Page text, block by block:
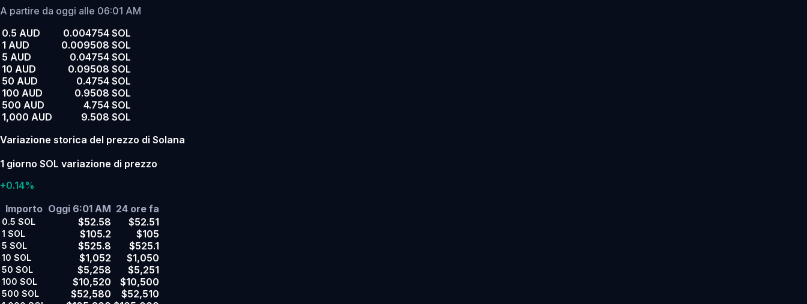
A partire da oggi alle 06:01 AM
0.5 AUD
0.004754 SOL
1 AUD
0.009508 SOL
5 AUD
0.04754 SOL
10 AUD
0.09508 SOL
50 AUD
0.4754 SOL
100 AUD
0.9508 SOL
500 AUD
4.754 SOL
1,000 AUD
9.508 SOL
Variazione storica del prezzo di Solana
1 giorno SOL variazione di prezzo
+0.14%
Importo Oggi 6:01 AM 24 ore fa
0.5 SOL $52.58 $52.51
1 SOL $105.2 $105
5 SOL $525.8 $525.1
10 SOL $1,052 $1,050
50 SOL $5,258 $5,251
100 SOL $10,520 $10,500
500 SOL $52,580 $52,510